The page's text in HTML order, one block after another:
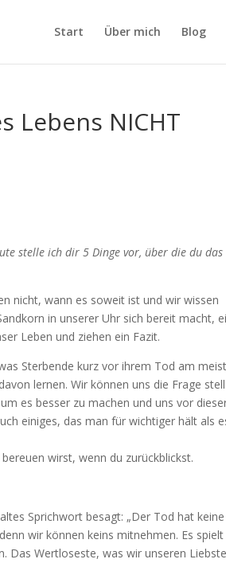
Start Über mich Blog
Lebens NICHT
stelle ich dir 5 Dinge vor, über die du das
nicht, wann es soweit ist und wir wissen
in unserer Uhr sich bereit macht,
Leben und ziehen ein Fazit.
Sterbende kurz vor ihrem Tod am
lernen. Wir können uns die Frage
es besser zu machen und uns vor
einiges, das man für wichtiger hält als
wirst, wenn du zurückblickst.
Sprichwort besagt: „Der Tod hat keine
wir können keins mitnehmen. Es spielt
Das Wertloseste, was wir unseren